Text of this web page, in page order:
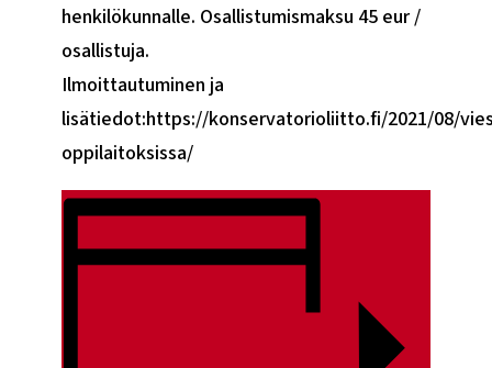
henkilökunnalle. Osallistumismaksu 45 eur /
osallistuja.
Ilmoittautuminen ja
lisätiedot:https://konservatorioliitto.fi/2021/08/
oppilaitoksissa/